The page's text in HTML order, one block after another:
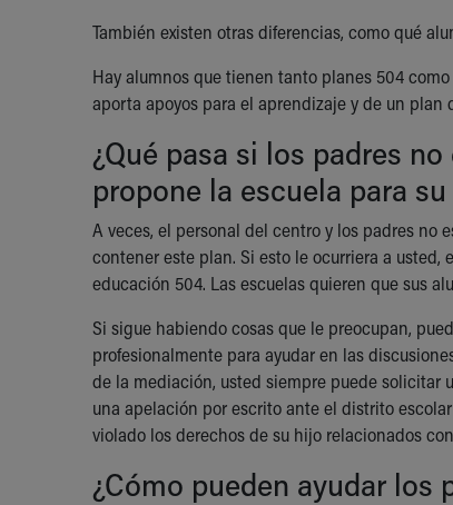
También existen otras diferencias, como qué
Hay alumnos que tienen tanto planes 504
aporta apoyos para el aprendizaje y de un
¿Qué pasa si los padres
propone la escuela para
A veces, el personal del centro y los padres no
contener este plan. Si esto le ocurriera a
educación 504. Las escuelas quieren que sus
Si sigue habiendo cosas que le preocupan,
profesionalmente para ayudar en las
de la mediación, usted siempre puede solicitar
una apelación por escrito ante el distrito
violado los derechos de su hijo relacionados
¿Cómo pueden ayudar los